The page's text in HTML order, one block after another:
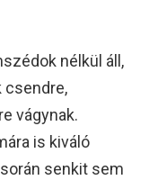
nélkül áll,
csendre,
vágynak.
is kiváló
senkit sem